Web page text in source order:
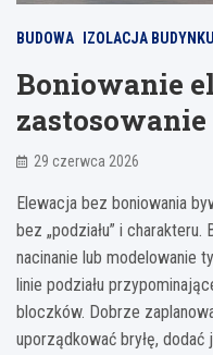
BUDOWA IZOLACJA BUDYNKU
Boniowanie
zastosowanie
29 czerwca 2026
Elewacja bez boniowania
bez „podziału” i
nacinanie lub modelowanie
linie podziału
bloczków. Dobrze
uporządkować bryłę,